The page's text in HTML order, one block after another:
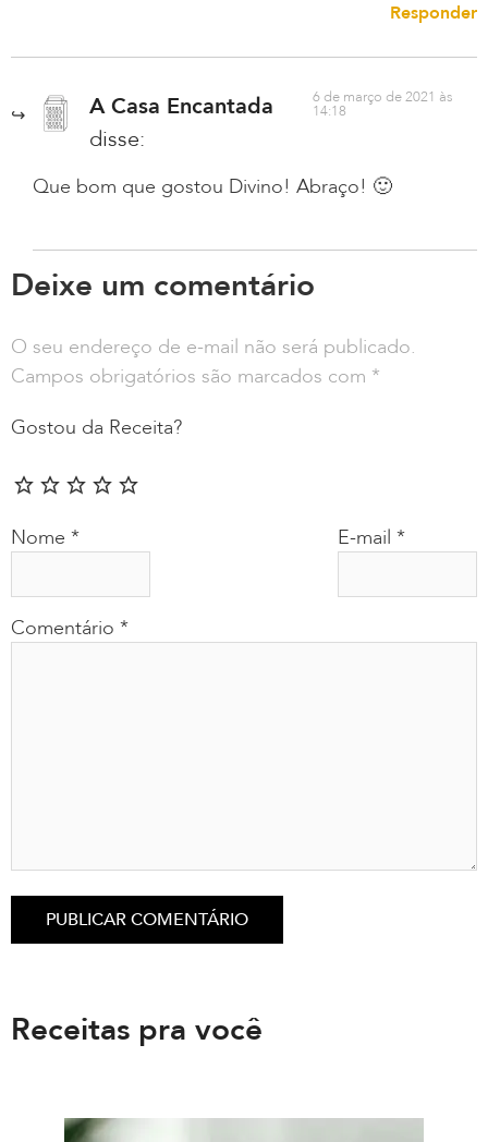
Responder
A Casa Encantada
disse:
6 de março de 2021 às
14:18
Que bom que gostou Divino! Abraço! 🙂
Deixe um comentário
O seu endereço de e-mail não será publicado.
Campos obrigatórios são marcados com *
Gostou da Receita?
Comentário *
Nome * E-mail *
Receitas pra você